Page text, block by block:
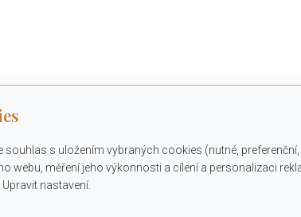
s uložením vybraných cookies (nutné,
webu, měření jeho výkonnosti a cílení a personalizaci
nastavení.